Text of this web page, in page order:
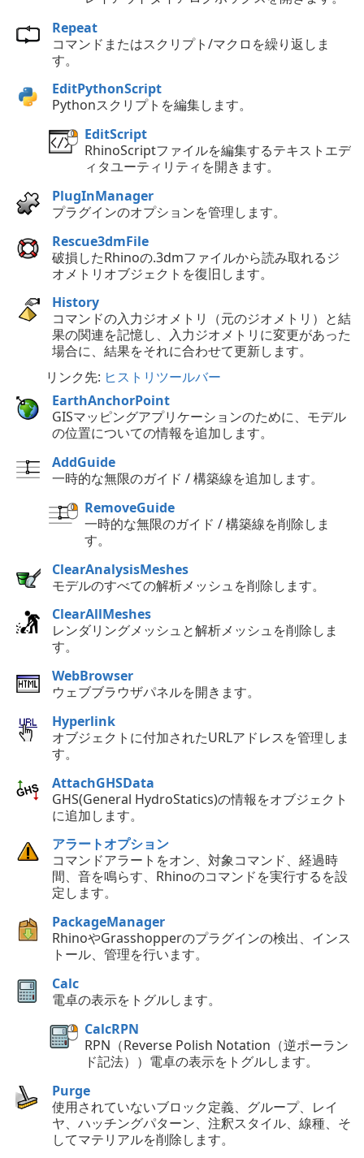
Repeat
コマンドまたはスクリプト/マクロを繰り返しま
す。
EditPythonScript
Pythonスクリプトを編集します。
EditScript
RhinoScriptファイルを編集するテキストエデ
ィタユーティリティを開きます。
PlugInManager
プラグインのオプションを管理します。
Rescue3dmFile
破損したRhinoの.3dmファイルから読み取れるジ
オメトリオブジェクトを復旧します。
History
コマンドの入力ジオメトリ（元のジオメトリ）と結
果の関連を記憶し、入力ジオメトリに変更があった
場合に、結果をそれに合わせて更新します。
リンク先: ヒストリツールバー
EarthAnchorPoint
GISマッピングアプリケーションのために、モデル
の位置についての情報を追加します。
AddGuide
一時的な無限のガイド / 構築線を追加します。
RemoveGuide
一時的な無限のガイド / 構築線を削除しま
す。
ClearAnalysisMeshes
モデルのすべての解析メッシュを削除します。
ClearAllMeshes
レンダリングメッシュと解析メッシュを削除しま
す。
WebBrowser
ウェブブラウザパネルを開きます。
Hyperlink
オブジェクトに付加されたURLアドレスを管理しま
す。
AttachGHSData
GHS(General HydroStatics)の情報をオブジェクト
に追加します。
アラートオプション
コマンドアラートをオン、対象コマンド、経過時
間、音を鳴らす、Rhinoのコマンドを実行するを設
定します。
PackageManager
RhinoやGrasshopperのプラグインの検出、インス
トール、管理を行います。
Calc
電卓の表示をトグルします。
CalcRPN
RPN（Reverse Polish Notation（逆ポーラン
ド記法））電卓の表示をトグルします。
Purge
使用されていないブロック定義、グループ、レイ
ヤ、ハッチングパターン、注釈スタイル、線種、そ
してマテリアルを削除します。